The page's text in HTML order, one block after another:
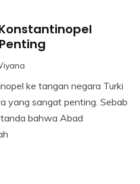
ke tangan negara Turki
yang sangat penting. Sebab
bahwa Abad